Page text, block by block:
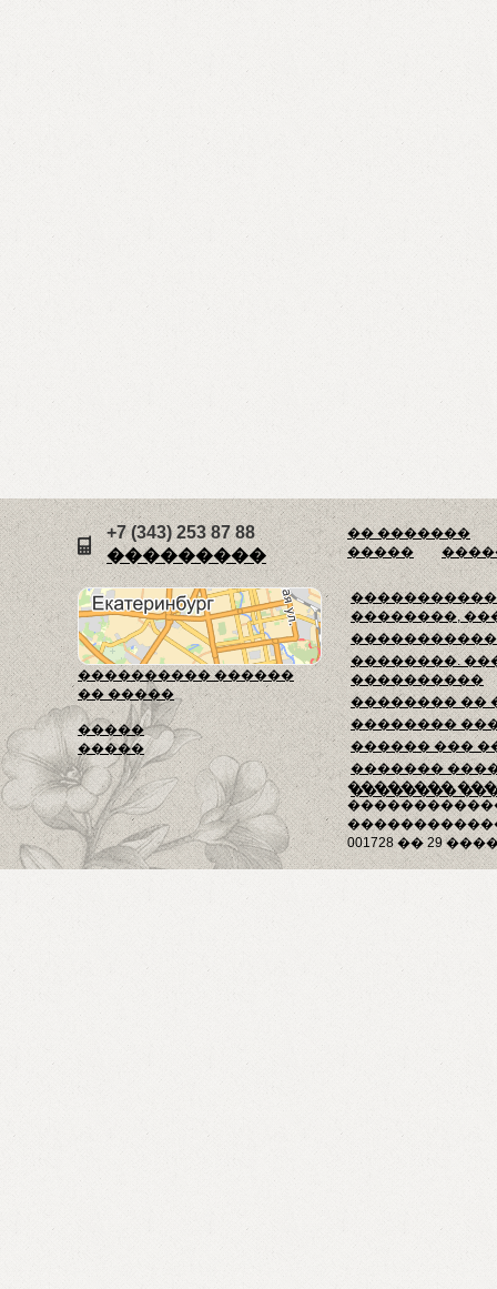
�� �������
�����
��������,
��������.
����������
�������� ��
��������
������ ���
�������
��������
���������� ������
�� �����
�����
�����
��������
001728 �� 29
+7 (343) 253 87 88
���������